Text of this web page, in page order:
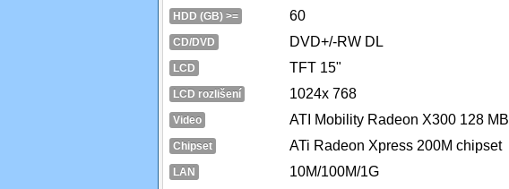
HDD (GB) >= 60
CD/DVD DVD+/-RW DL
LCD TFT 15"
LCD rozlišení 1024x 768
Video ATI Mobility Radeon X300 128 MB
Chipset ATi Radeon Xpress 200M chipset
LAN 10M/100M/1G